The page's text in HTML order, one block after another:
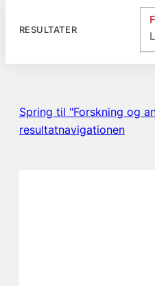
RESULTATER
Spring til "Forskning og
resultatnavigationen